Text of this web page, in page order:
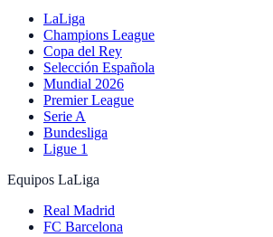
LaLiga
Champions League
Copa del Rey
Selección Española
Mundial 2026
Premier League
Serie A
Bundesliga
Ligue 1
Equipos LaLiga
Real Madrid
FC Barcelona